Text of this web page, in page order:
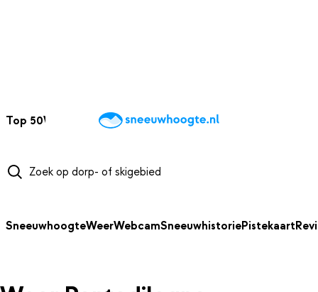
Top 50Webcams WintersportweerKaarten
SneeuwhoogteWeerWebcamSneeuwhistoriePistekaart